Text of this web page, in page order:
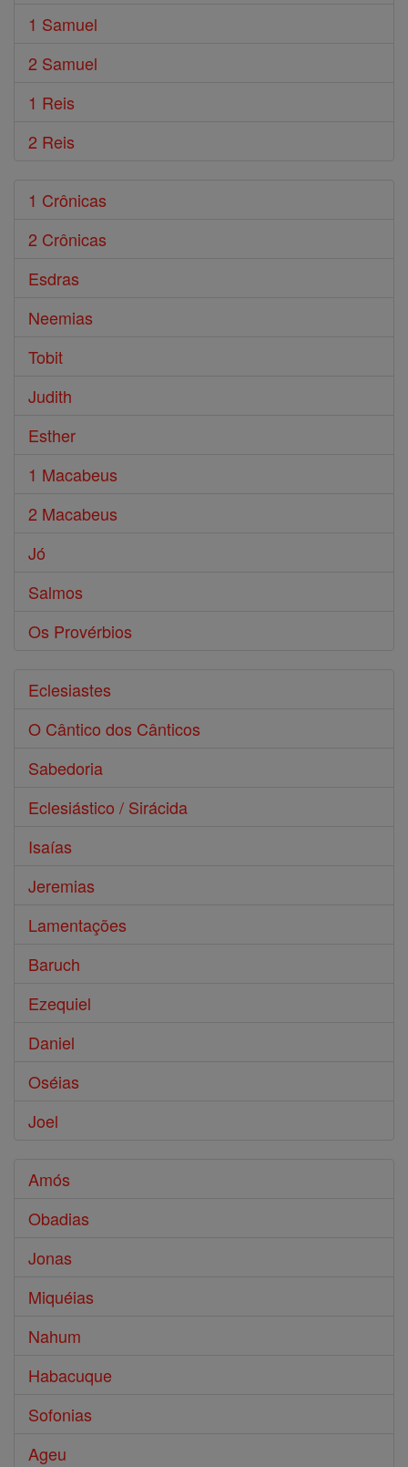
1 Samuel
2 Samuel
1 Reis
2 Reis
1 Crônicas
2 Crônicas
Esdras
Neemias
Tobit
Judith
Esther
1 Macabeus
2 Macabeus
Jó
Salmos
Os Provérbios
Eclesiastes
O Cântico dos Cânticos
Sabedoria
Eclesiástico / Sirácida
Isaías
Jeremias
Lamentações
Baruch
Ezequiel
Daniel
Oséias
Joel
Amós
Obadias
Jonas
Miquéias
Nahum
Habacuque
Sofonias
Ageu